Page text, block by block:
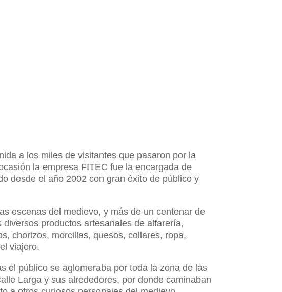
a los miles de visitantes que pasaron por la
la empresa FITEC fue la encargada de
desde el año 2002 con gran éxito de público y
escenas del medievo, y más de un centenar de
productos artesanales de alfarería,
chorizos, morcillas, quesos, collares, ropa,
viajero.
el público se aglomeraba por toda la zona de las
Larga y sus alrededores, por donde caminaban